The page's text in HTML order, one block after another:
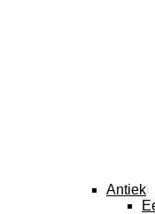
Antiek